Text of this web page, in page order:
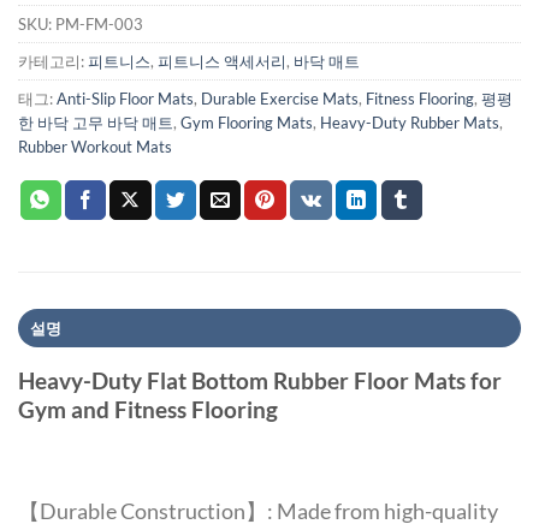
SKU: PM-FM-003
카테고리:피트니스, 피트니스 액세서리, 바닥 매트
태그:Anti-Slip Floor Mats, Durable Exercise Mats, Fitness Flooring, 평평
한 바닥 고무 바닥 매트, Gym Flooring Mats, Heavy-Duty Rubber Mats,
Rubber Workout Mats
설명
Heavy-Duty Flat Bottom Rubber Floor Mats for
Gym and Fitness Flooring
【Durable Construction】: Made from high-quality